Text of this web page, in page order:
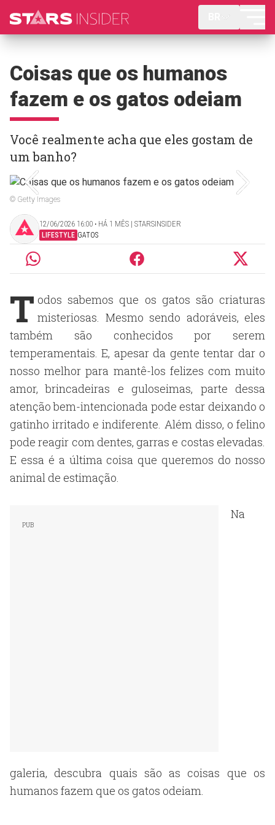
Coisas que os humanos
fazem e os gatos odeiam
Você realmente acha que eles gostam de
um banho?
© Getty Images
12/06/2026 16:00 ‧ HÁ 1 MÊS | STARSINSIDER
LIFESTYLE GATOS
T odos sabemos que os gatos são criaturas
misteriosas. Mesmo sendo adoráveis, eles
também são conhecidos por serem
temperamentais. E, apesar da gente tentar dar o
nosso melhor para mantê-los felizes com muito
amor, brincadeiras e guloseimas, parte dessa
atenção bem-intencionada pode estar deixando o
gatinho irritado e indiferente. Além disso, o felino
pode reagir com dentes, garras e costas elevadas.
E essa é a última coisa que queremos do nosso
animal de estimação.
Na
galeria, descubra quais são as coisas que os
humanos fazem que os gatos odeiam.